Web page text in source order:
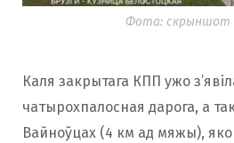
Фота: скрыншот
Каля закрытага КПП ужо
чатырохпалосная дарога, а
Вайноўцах (4 км ад мяжы),